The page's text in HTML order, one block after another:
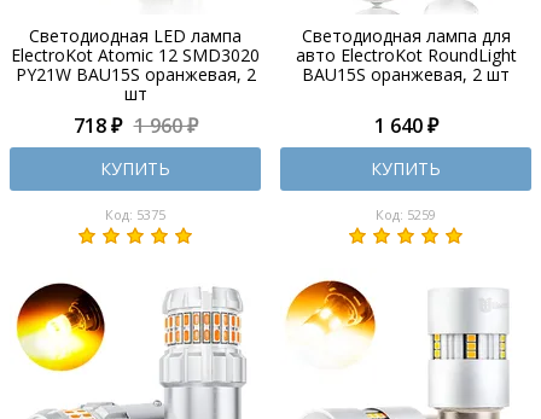
Светодиодная LED лампа
ElectroKot Atomic 12 SMD3020
PY21W BAU15S оранжевая, 2
шт
718 ₽ 1 960 ₽
КУПИТЬ
Код: 5375
Светодиодная лампа для
авто ElectroKot RoundLight
BAU15S оранжевая, 2 шт
1 640 ₽
КУПИТЬ
Код: 5259